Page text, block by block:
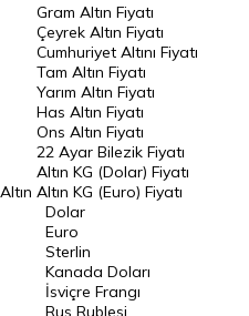
Raporlar
Endeksler
DÖVİZ
Döviz Kuru
Dolar Kuru
Euro Kuru
Pound Kuru
Frank Kuru
Riyal Kuru
Altın
Gram Altın Fiyatı
Çeyrek Altın Fiyatı
Cumhuriyet Altını Fiyatı
Tam Altın Fiyatı
Yarım Altın Fiyatı
Has Altın Fiyatı
Ons Altın Fiyatı
22 Ayar Bilezik Fiyatı
Altın KG (Dolar) Fiyatı
Altın KG (Euro) Fiyatı
Dolar
Euro
Sterlin
Kanada Doları
İsviçre Frangı
Rus Rublesi